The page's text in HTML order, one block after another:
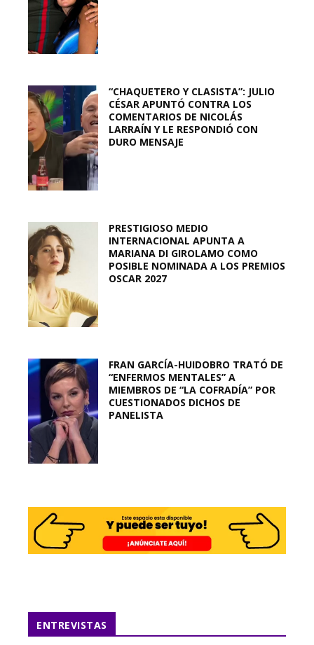
“CHAQUETERO Y CLASISTA”: JULIO
CÉSAR APUNTÓ CONTRA LOS
COMENTARIOS DE NICOLÁS
LARRAÍN Y LE RESPONDIÓ CON
DURO MENSAJE
PRESTIGIOSO MEDIO
INTERNACIONAL APUNTA A
MARIANA DI GIROLAMO COMO
POSIBLE NOMINADA A LOS PREMIOS
OSCAR 2027
FRAN GARCÍA-HUIDOBRO TRATÓ DE
“ENFERMOS MENTALES” A
MIEMBROS DE “LA COFRADÍA” POR
CUESTIONADOS DICHOS DE
PANELISTA
ENTREVISTAS